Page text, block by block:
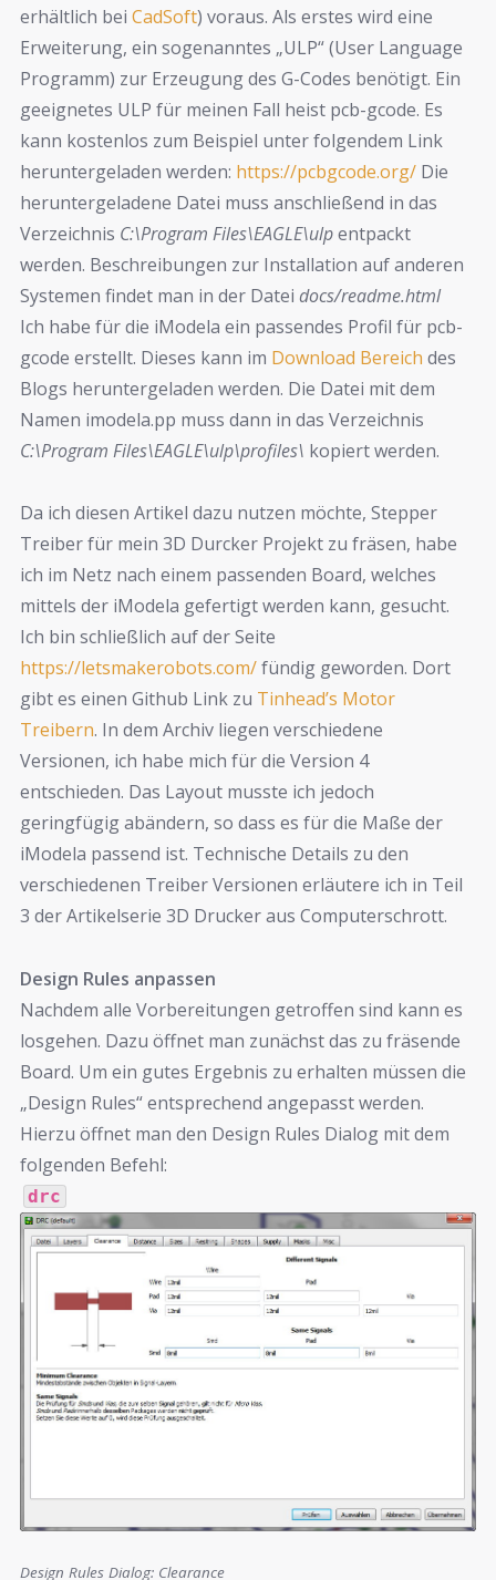
erhältlich bei CadSoft) voraus. Als erstes wird eine
Erweiterung, ein sogenanntes „ULP“ (User Language
Programm) zur Erzeugung des G-Codes benötigt. Ein
geeignetes ULP für meinen Fall heist pcb-gcode. Es
kann kostenlos zum Beispiel unter folgendem Link
heruntergeladen werden: https://pcbgcode.org/ Die
heruntergeladene Datei muss anschließend in das
Verzeichnis C:\Program Files\EAGLE\ulpentpackt
werden. Beschreibungen zur Installation auf anderen
Systemen findet man in der Datei docs/readme.html
Ich habe für die iModela ein passendes Profil für pcb-
gcode erstellt. Dieses kann im Download Bereich des
Blogs heruntergeladen werden. Die Datei mit dem
Namen imodela.pp muss dann in das Verzeichnis
C:\Program Files\EAGLE\ulp\profiles\ kopiert werden.
Da ich diesen Artikel dazu nutzen möchte, Stepper
Treiber für mein 3D Durcker Projekt zu fräsen, habe
ich im Netz nach einem passenden Board, welches
mittels der iModela gefertigt werden kann, gesucht.
Ich bin schließlich auf der Seite
https://letsmakerobots.com/fündig geworden. Dort
gibt es einen Github Link zu Tinhead’s Motor
Treibern. In dem Archiv liegen verschiedene
Versionen, ich habe mich für die Version 4
entschieden. Das Layout musste ich jedoch
geringfügig abändern, so dass es für die Maße der
iModela passend ist. Technische Details zu den
verschiedenen Treiber Versionen erläutere ich in Teil
3 der Artikelserie 3D Drucker aus Computerschrott.
Design Rules anpassen
Nachdem alle Vorbereitungen getroffen sind kann es
losgehen. Dazu öffnet man zunächst das zu fräsende
Board. Um ein gutes Ergebnis zu erhalten müssen die
„Design Rules“ entsprechend angepasst werden.
Hierzu öffnet man den Design Rules Dialog mit dem
folgenden Befehl:
drc
Design Rules Dialog: Clearance